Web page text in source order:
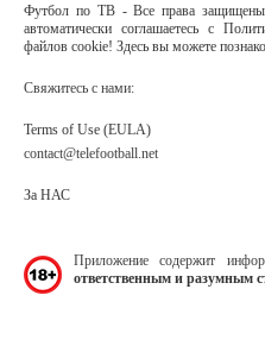
Футбол по ТВ - Все права
автоматически соглашаетесь с
файлов cookie! Здесь вы можете
Свяжитесь с нами:
Terms of Use (EULA)
contact@telefootball.net
За НАС
Приложение содержит
ответственным и разумным